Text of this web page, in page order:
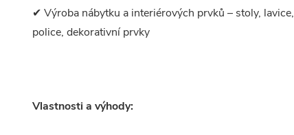
✔ Výroba nábytku a interiérových prvků – stoly, lavice,
police, dekorativní prvky
Vlastnosti a výhody: